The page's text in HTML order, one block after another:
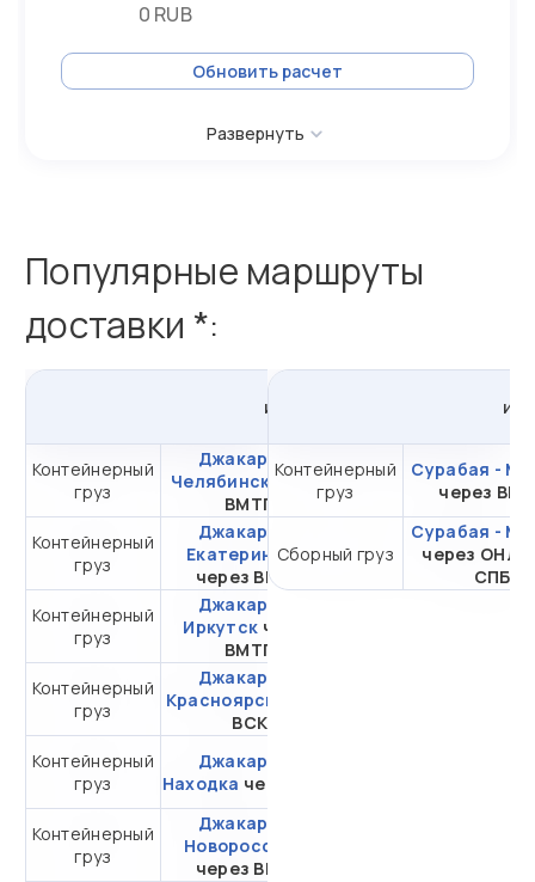
0 RUB
Обновить расчет
Развернуть
Популярные маршруты
доставки *:
из
Контейнерный
груз
Джакарта -
Челябинск через
ВМТП
от 377 559,25 ₽ за
20DC
Контейнерный
груз
Джакарта -
Екатеринбург
через ВМПП
от 341 210,96 ₽ за
20DC
Контейнерный
груз
Джакарта -
Иркутск через
ВМТП
Контейнерный
груз
Джакарта -
Красноярск
ВСК
Контейнерный
груз
Джакарта -
Находка через ВСК
Контейнерный
груз
Джакарта -
Новороссийск
через ВМТП
из
Контейнерный
груз
Сурабая -
через
Сборный груз
Сурабая -
через ОНЛ-
СПБ